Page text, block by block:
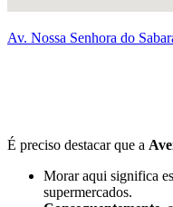
Av. Nossa Senhora do
É preciso destacar que a
Morar aqui significa
supermercados.